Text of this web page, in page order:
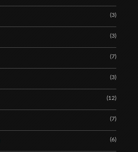
(3)
(3)
(7)
(3)
(12)
(7)
(6)